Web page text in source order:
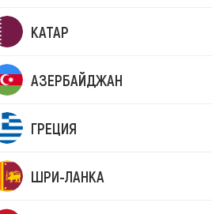
КАТАР
АЗЕРБАЙДЖАН
ГРЕЦИЯ
ШРИ-ЛАНКА